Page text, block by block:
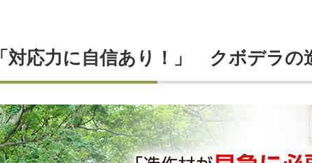
「対応力に自信あり！」 クボデラの